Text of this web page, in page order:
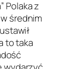
Polaka z
średnim
to taka